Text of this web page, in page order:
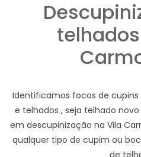
Identificamos focos de
e telhados , seja telhado
em descupinização na Vila
qualquer tipo de cupim ou
de